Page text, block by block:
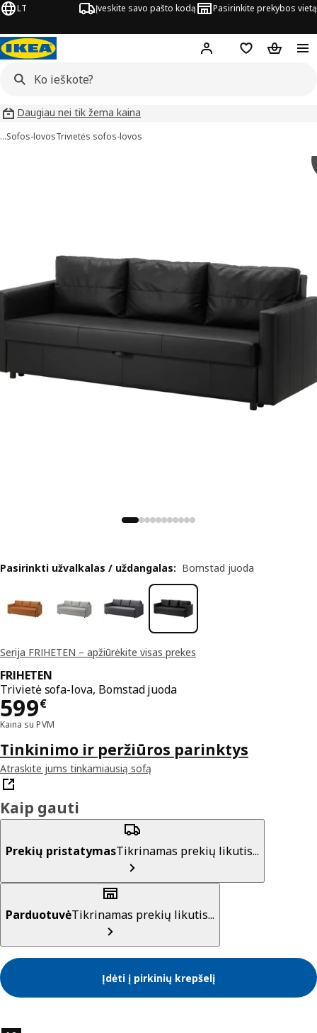
LT Įveskite savo pašto kodą Pasirinkite prekybos vietą
Hej! Prisijungti
Pageidavimų
Pirkinių
Daugiau nei tik žema kaina
…Sofos-lovosTrivietės sofos-lovos
Serija FRIHETEN – apžiūrėkite visas prekes
FRIHETEN
Trivietė sofa-lova, Bomstad juoda
599€
Kaina 599€
Kaina su PVM
Pasirinkti užvalkalas / uždangalas: Bomstad juoda
Tinkinimo ir peržiūros parinktys
Atraskite jums tinkamiausią sofą
Kaip gauti
Prekių pristatymasTikrinamas prekių likutis...
ParduotuvėTikrinamas prekių likutis...
Įdėti į pirkinių krepšelį